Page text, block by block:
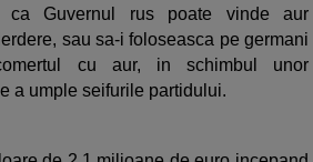
ca Guvernul rus poate vinde aur
sau sa-i foloseasca pe germani
cu aur, in schimbul unor
a umple seifurile partidului.